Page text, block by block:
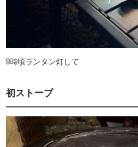
9時頃ランタン灯して
初ストーブ